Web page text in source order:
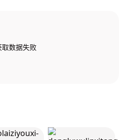
数据失败